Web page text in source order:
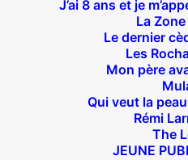
J’ai 8 ans et je
La
Le dernier
Les
Mon père
Qui veut la
Rémi
The
JEUNE
Suivez
Théâtre des